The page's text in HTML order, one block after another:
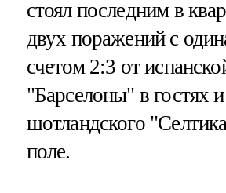
стоял последним в
двух поражений с
счетом 2:3 от
"Барселоны" в гостях и
шотландского
поле.